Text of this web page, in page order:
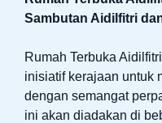
Sambutan Aidilfitri
Rumah Terbuka
inisiatif kerajaan untuk
dengan semangat
ini akan diadakan di